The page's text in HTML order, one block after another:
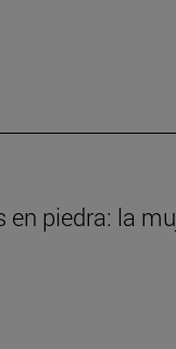
piedra: la